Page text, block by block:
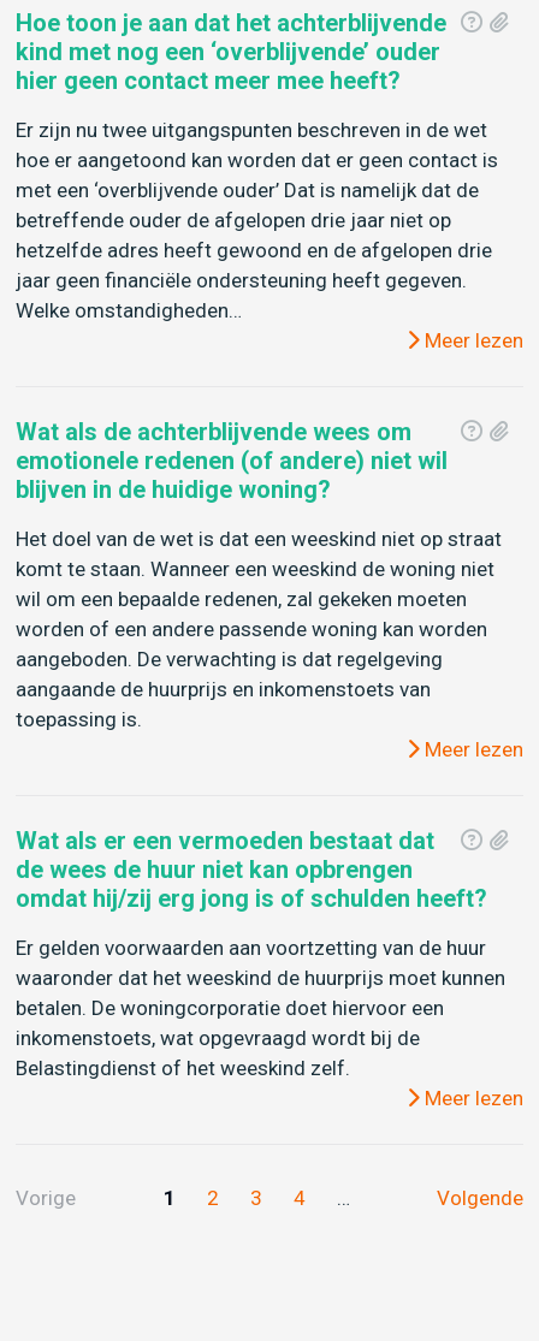
Hoe toon je aan dat het achterblijvende
kind met nog een ‘overblijvende’ ouder
hier geen contact meer mee heeft?
Er zijn nu twee uitgangspunten beschreven in de wet
hoe er aangetoond kan worden dat er geen contact is
met een ‘overblijvende ouder’ Dat is namelijk dat de
betreffende ouder de afgelopen drie jaar niet op
hetzelfde adres heeft gewoond en de afgelopen drie
jaar geen financiële ondersteuning heeft gegeven.
Welke omstandigheden…
Meer lezen
Wat als de achterblijvende wees om
emotionele redenen (of andere) niet wil
blijven in de huidige woning?
Het doel van de wet is dat een weeskind niet op straat
komt te staan. Wanneer een weeskind de woning niet
wil om een bepaalde redenen, zal gekeken moeten
worden of een andere passende woning kan worden
aangeboden. De verwachting is dat regelgeving
aangaande de huurprijs en inkomenstoets van
toepassing is.
Meer lezen
Wat als er een vermoeden bestaat dat
de wees de huur niet kan opbrengen
omdat hij/zij erg jong is of schulden heeft?
Er gelden voorwaarden aan voortzetting van de huur
waaronder dat het weeskind de huurprijs moet kunnen
betalen. De woningcorporatie doet hiervoor een
inkomenstoets, wat opgevraagd wordt bij de
Belastingdienst of het weeskind zelf.
Meer lezen
Vorige 1 2 3 4 … Volgende